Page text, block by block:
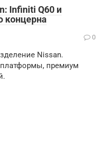
Infiniti Q60 и
концерна
0
Nissan.
премиум